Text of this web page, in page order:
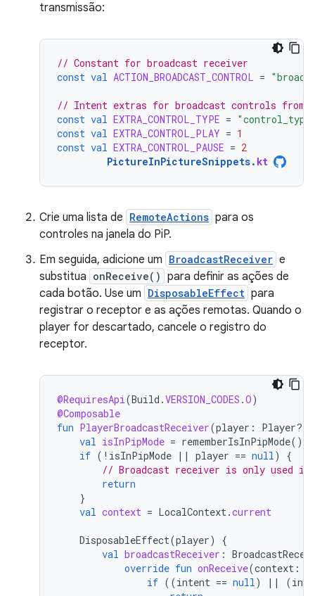
transmissão:
// Constant for broadcast receiver
const val ACTION_BROADCAST_CONTROL =
// Intent extras for broadcast controls from
const val EXTRA_CONTROL_TYPE =
const val EXTRA_CONTROL_PLAY = 1
const val EXTRA_CONTROL_PAUSE = 2
PictureInPictureSnippets. kt
Crie uma lista de RemoteActions para os
controles na janela do PiP.
Em seguida, adicione um BroadcastReceiver e
substitua onReceive() para definir as ações de
cada botão. Use um DisposableEffect para
registrar o receptor e as ações remotas. Quando o
player for descartado, cancele o registro do
receptor.
@RequiresApi(Build .VERSION_CODES .O)
@Composable
fun PlayerBroadcastReceiver(player : Player?)
val isInPipMode = rememberIsInPipMode()
if ( ! isInPipMode || player == null)
{
// Broadcast receiver is only used if
return
}
val context = LocalContext.current
DisposableEffect(player)
{
val broadcastReceiver :
override fun onReceive(context :
if ((intent == null) || (